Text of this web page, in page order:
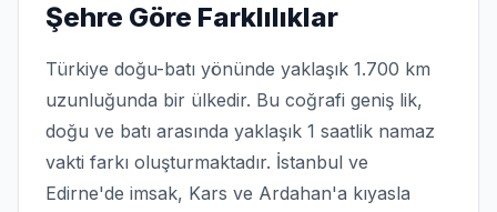
Şehre Göre Farklılıklar
Türkiye doğu-batı yönünde yaklaşık 1.700 km
uzunluğunda bir ülkedir. Bu coğrafi geniş lik,
doğu ve batı arasında yaklaşık 1 saatlik namaz
vakti farkı oluşturmaktadır. İstanbul ve
Edirne'de imsak, Kars ve Ardahan'a kıyasla